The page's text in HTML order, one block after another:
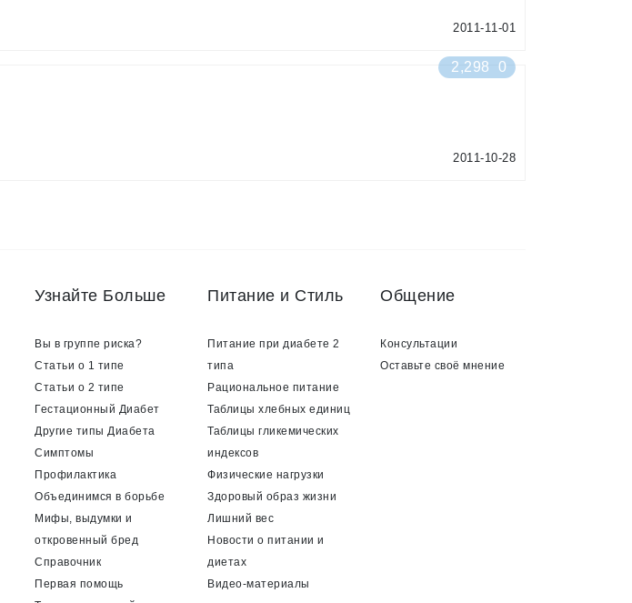
2011-11-01
2,298 0
2011-10-28
Узнайте Больше
Вы в группе риска?
Статьи о 1 типе
Статьи о 2 типе
Гестационный Диабет
Другие типы Диабета
Симптомы
Профилактика
Объединимся в борьбе
Мифы, выдумки и
откровенный бред
Справочник
Первая помощь
Питание и Стиль
Питание при диабете 2
типа
Рациональное питание
Таблицы хлебных единиц
Таблицы гликемических
индексов
Физические нагрузки
Здоровый образ жизни
Лишний вес
Новости о питании и
диетах
Видео-материалы
Общение
Консультации
Оставьте своё мнение